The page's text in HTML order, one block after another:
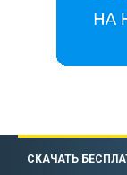
СКАЧАТЬ